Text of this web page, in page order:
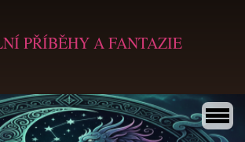
PŘÍBĚHY A FANTAZIE